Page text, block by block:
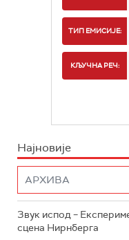
ТИП ЕМИСИЈЕ:
КЉУЧНА РЕЧ:
Најновије
Звук испод –
сцена Нирнберга